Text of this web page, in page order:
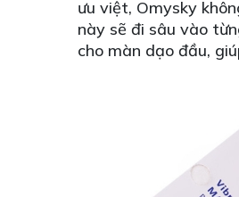
ưu việt, Omysky
này sẽ đi sâu vào
cho màn dạo đầu,